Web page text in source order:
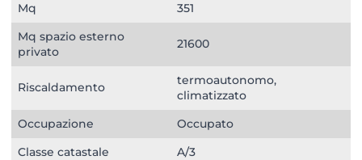
Mq
351
Mq spazio esterno
privato
21600
Riscaldamento
termoautonomo,
climatizzato
Occupazione
Occupato
Classe catastale
A/3